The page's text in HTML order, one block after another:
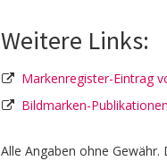
Weitere Links:
Markenregister-Eintrag
Bildmarken-
Alle Angaben ohne